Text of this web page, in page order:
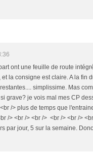
ont une feuille de route
la consigne est claire. A la fin
simplissime. Mas
grave? je vois mal mes CP
/> plus de temps que
/> <br /> <br /> <br /> <br />
par jour, 5 sur la semaine.